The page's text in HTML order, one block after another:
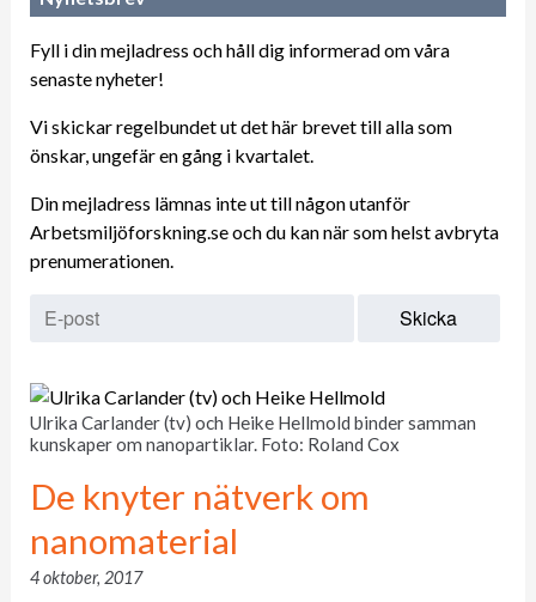
Fyll i din mejladress och håll dig informerad om våra
senaste nyheter!
Vi skickar regelbundet ut det här brevet till alla som
önskar, ungefär en gång i kvartalet.
Din mejladress lämnas inte ut till någon utanför
Arbetsmiljöforskning.se och du kan när som helst avbryta
prenumerationen.
Ulrika Carlander (tv) och Heike Hellmold binder samman
kunskaper om nanopartiklar. Foto: Roland Cox
De knyter nätverk om
nanomaterial
4 oktober, 2017